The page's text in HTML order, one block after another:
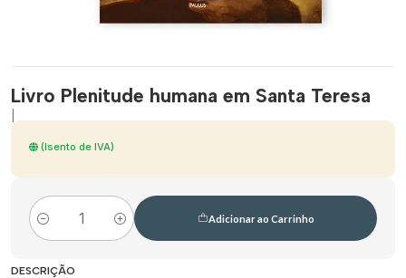
Livro Plenitude humana em Santa Teresa
(Isento de IVA)
Quantidade
Adicionar ao Carrinho
DESCRIÇÃO